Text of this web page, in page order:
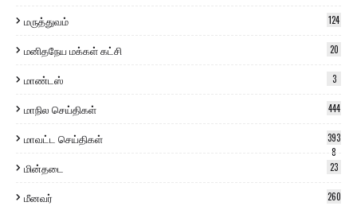
மருத்துவம் 124
மனிதநேய மக்கள் கட்சி 20
மாண்டஸ் 3
மாநில செய்திகள் 444
மாவட்ட செய்திகள்
393
8
மின்தடை 23
மீனவர் 260